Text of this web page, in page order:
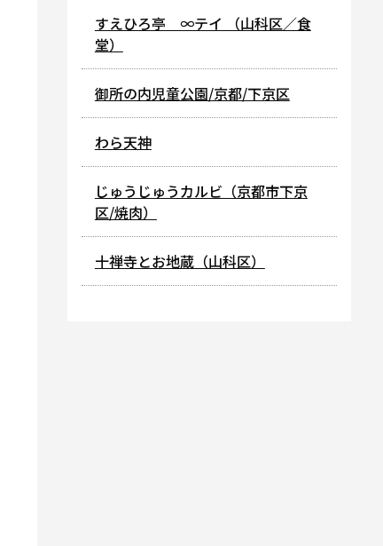
すえひろ亭 ∞テイ （山科区／食
堂）
御所の内児童公園/京都/下京区
わら天神
じゅうじゅうカルビ（京都市下京
区/焼肉）
十禅寺とお地蔵（山科区）